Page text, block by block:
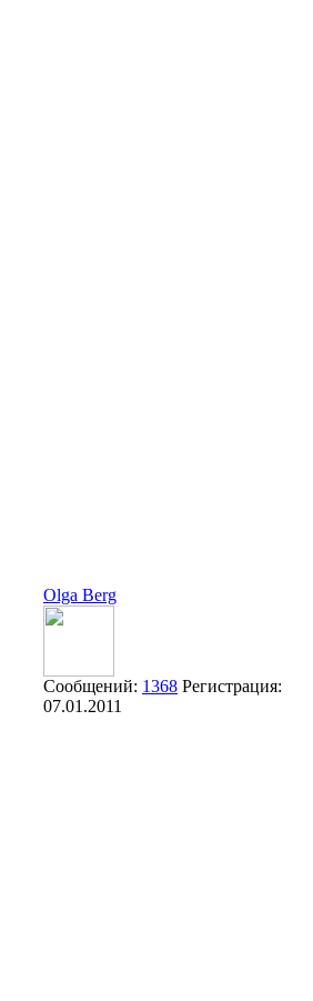
Olga Berg
Сообщений: 1368 Регистрация:
07.01.2011